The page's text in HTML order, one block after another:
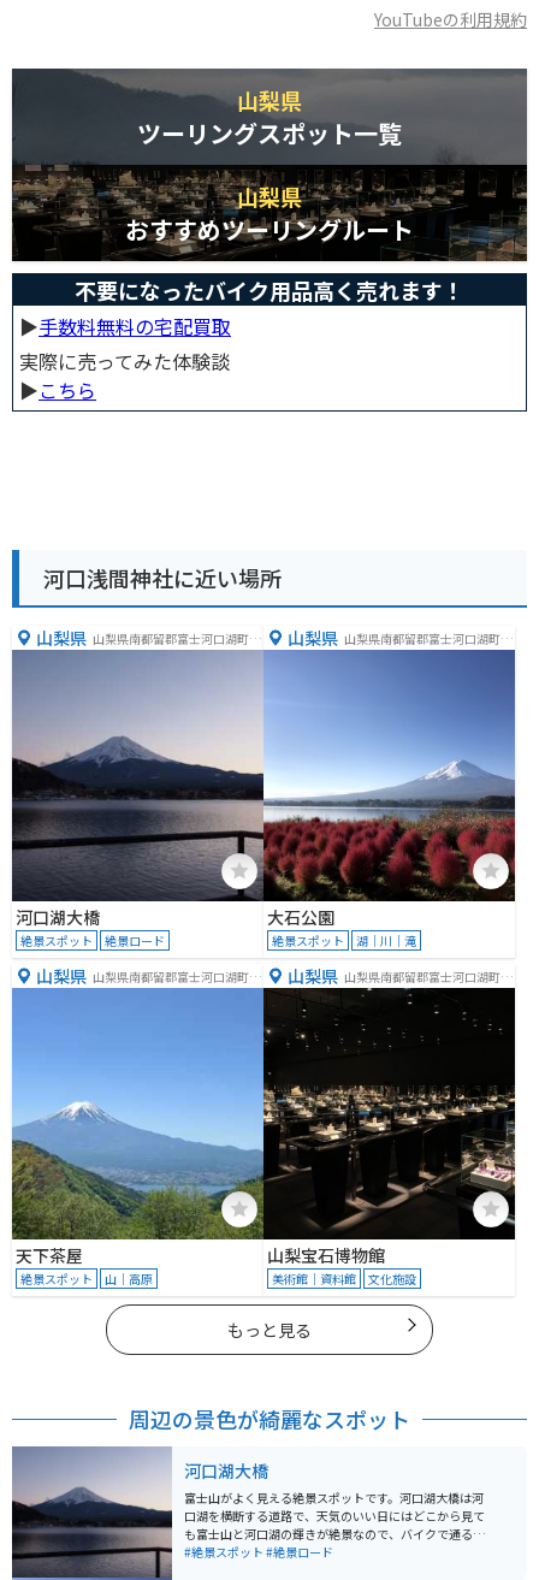
YouTubeの利用規約
山梨県
ツーリングスポット一覧
山梨県
おすすめツーリングルート
不要になったバイク用品高く売れます！
▶︎手数料無料の宅配買取
実際に売ってみた体験談
▶︎こちら
河口浅間神社に近い場所
山梨県 山梨県南都留郡富士河口湖町小
河口湖大橋
絶景スポット 絶景ロード
山梨県 山梨県南都留郡富士河口湖町大
大石公園
絶景スポット 湖｜川｜滝
山梨県 山梨県南都留郡富士河口湖町河
天下茶屋
絶景スポット 山｜高原
山梨県 山梨県南都留郡富士河口湖町船
津６７１３
山梨宝石博物館
美術館｜資料館 文化施設
もっと見る
周辺の景色が綺麗なスポット
河口湖大橋
富士山がよく見える絶景スポットです。河口湖大橋は河
口湖を横断する道路で、天気のいい日にはどこから見て
も富士山と河口湖の輝きが絶景なので、バイクで通るだ
けでも楽しめるおすすめのツーリングスポットです。
#絶景スポット #絶景ロード